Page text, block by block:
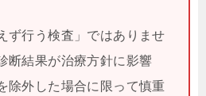
ず行う検査」ではありませ
断結果が治療方針に影響
除外した場合に限って慎重